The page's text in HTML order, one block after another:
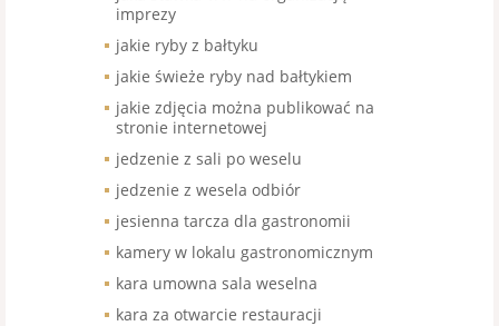
imprezy
jakie ryby z bałtyku
jakie świeże ryby nad bałtykiem
jakie zdjęcia można publikować na
stronie internetowej
jedzenie z sali po weselu
jedzenie z wesela odbiór
jesienna tarcza dla gastronomii
kamery w lokalu gastronomicznym
kara umowna sala weselna
kara za otwarcie restauracji